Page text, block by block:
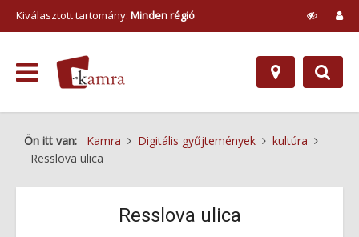
Kiválasztott tartomány: Minden régió
Ön itt van: Kamra Digitális gyűjtemények
kultúra
Resslova ulica
Resslova ulica